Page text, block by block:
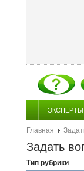
ЭКСПЕРТЫ
Главная
Задать
Тип рубрики